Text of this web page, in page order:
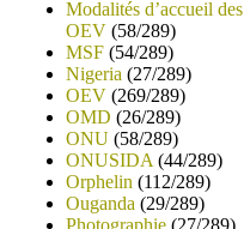
Modalités d’accueil des
OEV (58/289)
MSF (54/289)
Nigeria (27/289)
OEV (269/289)
OMD (26/289)
ONU (58/289)
ONUSIDA (44/289)
Orphelin (112/289)
Ouganda (29/289)
Photographie (27/289)